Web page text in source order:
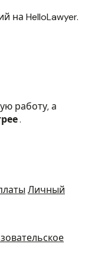
на HelloLawyer.
работу, а
.
Личный